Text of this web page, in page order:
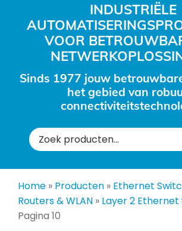
INDUSTRIËLE
VOOR
Sinds 1977 jouw
het gebied van
Zoeken
naar:
Home » Producten » Ethernet
Routers & WLAN » Layer 2
Pagina 10